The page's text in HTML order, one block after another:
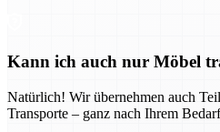
Kann ich auch nur Möbel
Natürlich! Wir übernehmen auch
Transporte – ganz nach Ihrem